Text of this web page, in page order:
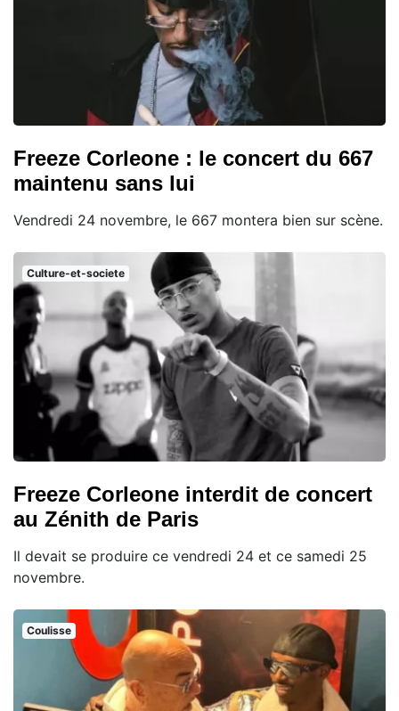
Freeze Corleone : le concert du 667
maintenu sans lui
Vendredi 24 novembre, le 667 montera bien sur scène.
Culture-et-societe
Freeze Corleone interdit de concert
au Zénith de Paris
Il devait se produire ce vendredi 24 et ce samedi 25
novembre.
Coulisse